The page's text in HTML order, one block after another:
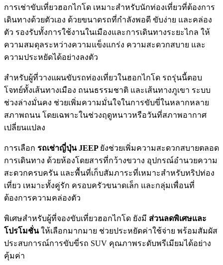
การเช่าขับเที่ยวฮอกไกโด เหมาะสำหรับนักท่องเที่ยวที่ต้องการ
เดินทางด้วยตัวเอง ด้วยขนาดรถที่กำลังพอดี ขับง่าย และคล่อง
ตัว รองรับทั้งการใช้งานในเมืองและการเดินทางระยะไกล ให้
ความสมดุลระหว่างความแข็งแกร่ง ความสะดวกสบาย และ
ความประหยัดได้อย่างลงตัว
สำหรับผู้ที่วางแผนขับรถท่องเที่ยวในฮอกไกโด รถรุ่นนี้ตอบ
โจทย์ทั้งเส้นทางเมือง ถนนธรรมชาติ และเส้นทางภูเขา ระบบ
ช่วงล่างมั่นคง ช่วยเพิ่มความมั่นใจในการขับขี่ในหลากหลาย
สภาพถนน โดยเฉพาะในช่วงฤดูหนาวหรือวันที่สภาพอากาศ
เปลี่ยนแปลง
การเลือก รถเช่าญี่ปุ่น JEEP ยังช่วยเพิ่มความสะดวกสบายตลอด
การเดินทาง ด้วยห้องโดยสารที่กว้างขวาง อุปกรณ์อำนวยความ
สะดวกครบครัน และพื้นที่เก็บสัมภาระที่เหมาะสำหรับทริปท่อง
เที่ยว เหมาะทั้งคู่รัก ครอบครัวขนาดเล็ก และกลุ่มเพื่อนที่
ต้องการความคล่องตัว
พิเศษสำหรับผู้ที่จองขับเที่ยวฮอกไกโด ยังมี ส่วนลดพิเศษและ
โปรโมชั่นให้เลือกมากมาย ช่วยประหยัดค่าใช้จ่าย พร้อมสัมผัส
ประสบการณ์การขับขี่รถ SUV คุณภาพระดับพรีเมียมได้อย่าง
คุ้มค่า